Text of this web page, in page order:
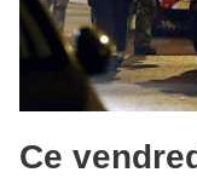
Ce